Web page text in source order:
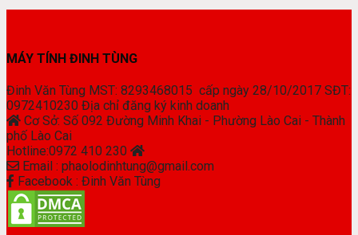
MÁY TÍNH ĐINH TÙNG
Đinh Văn Tùng MST: 8293468015 cấp ngày 28/10/2017 SĐT:
0972410230 Địa chỉ đăng ký kinh doanh
Cơ Sở: Số 092 Đường Minh Khai - Phường Lào Cai - Thành
phố Lào Cai
Hotline:0972 410 230
Email : phaolodinhtung@gmail.com
Facebook : Đinh Văn Tùng